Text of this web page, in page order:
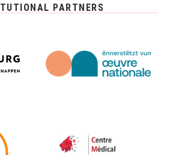
PARTNERS